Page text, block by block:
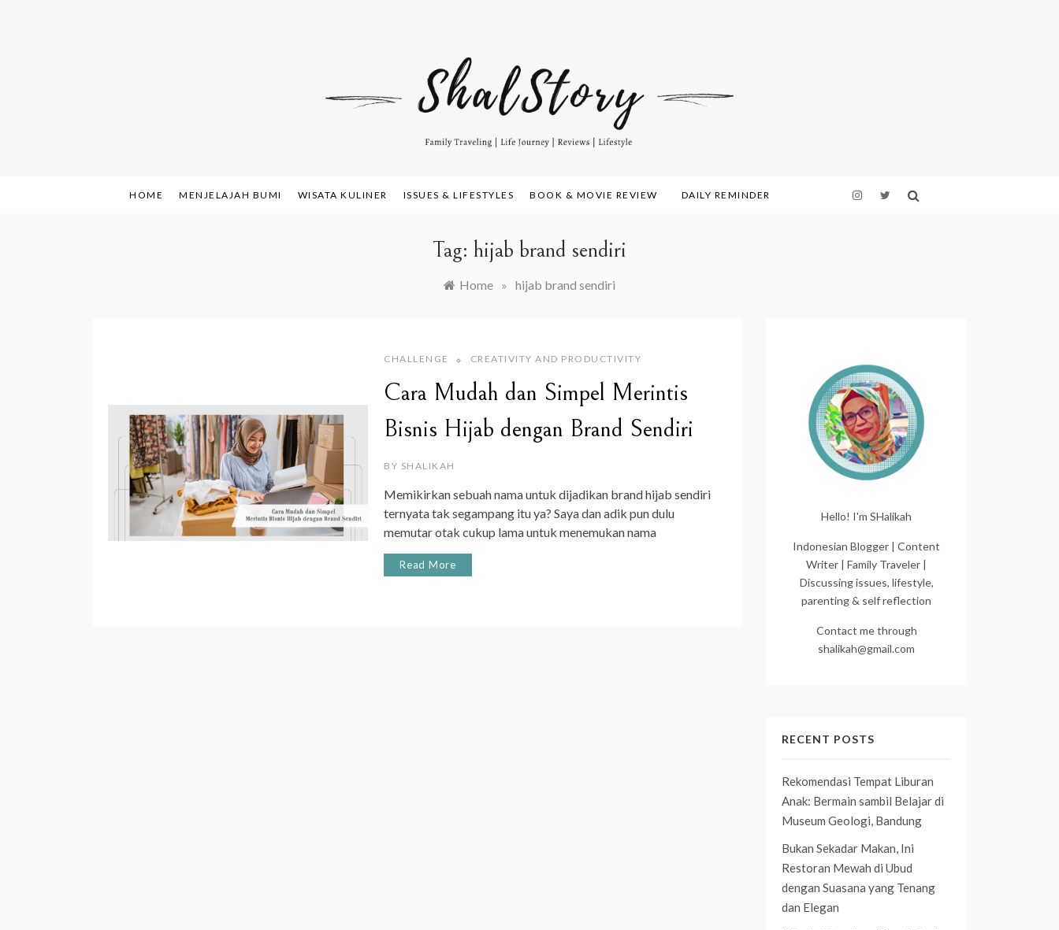
www.shalstory.com
Indonesian Blog: Family Travelling, Life Journey, Reviews, and Lifestyle
HOME MENJELAJAH BUMI WISATA KULINER ISSUES & LIFESTYLES BOOK & MOVIE REVIEW DAILY REMINDER
Tag: hijab brand sendiri
Home » hijab brand sendiri
CHALLENGE CREATIVITY AND PRODUCTIVITY
Cara Mudah dan Simpel Merintis
Bisnis Hijab dengan Brand Sendiri
BY SHALIKAH
Memikirkan sebuah nama untuk dijadikan brand hijab sendiri
ternyata tak segampang itu ya? Saya dan adik pun dulu
memutar otak cukup lama untuk menemukan nama
Read More
Hello! I'm SHalikah
Indonesian Blogger | Content
Writer | Family Traveler |
Discussing issues, lifestyle,
parenting & self reflection
Contact me through
shalikah@gmail.com
RECENT POSTS
Rekomendasi Tempat Liburan
Anak: Bermain sambil Belajar di
Museum Geologi, Bandung
Bukan Sekadar Makan, Ini
Restoran Mewah di Ubud
dengan Suasana yang Tenang
dan Elegan